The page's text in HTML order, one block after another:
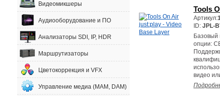
Видеомикшеры
Аудиооборудование и ПО
Анализаторы SDI, IP, HDR
Маршрутизаторы
Цветокоррекция и VFX
Управление медиа (MAM, DAM)
Tools
Артикул:
ID: JPL-
Базовый
опции:
видео